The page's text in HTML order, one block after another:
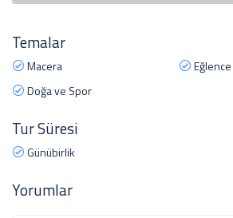
Temalar
Macera
Eğlence
Doğa ve Spor
Tur Süresi
Günübirlik
Yorumlar